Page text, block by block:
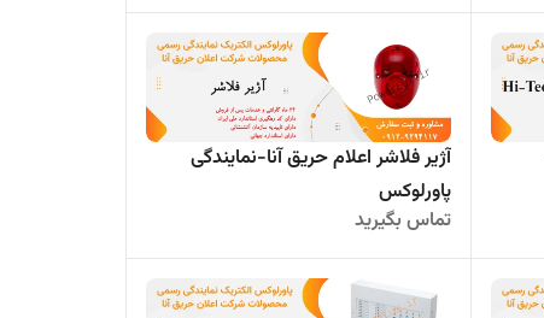
آژیر فلاشر اعلام حریق آنا-نمایندگی
پاورلوکس
تماس بگیرید